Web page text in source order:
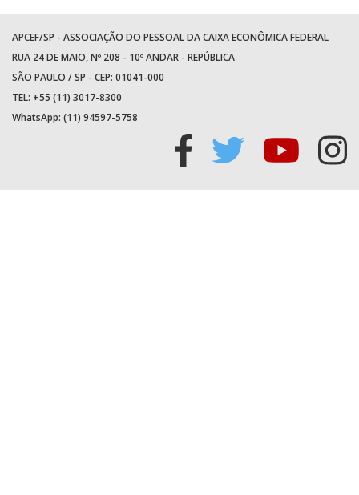
APCEF/SP - ASSOCIAÇÃO DO PESSOAL DA CAIXA ECONÔMICA FEDERAL
RUA 24 DE MAIO, Nº 208 - 10º ANDAR - REPÚBLICA
SÃO PAULO / SP - CEP: 01041-000
TEL: +55 (11) 3017-8300
WhatsApp: (11) 94597-5758
Acessar
Acessar